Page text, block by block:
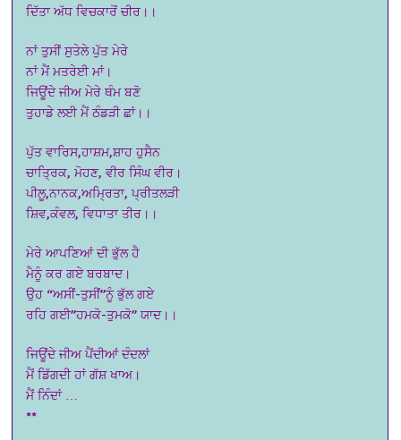
ਦਿੱਤਾ ਅੱਧ ਵਿਚਕਾਰੋਂ ਚੀਰ।।
ਨਾਂ ਤੁਸੀਂ ਸੁਤੇਲੇ ਪੁੱਤ ਮੇਰੇ
ਨਾਂ ਮੈਂ ਮਤਰੇਈ ਮਾਂ।
ਜਿਊਂਦੇ ਜੀਅ ਮੇਰੇ ਥੰਮ ਬਣੋ
ਤੁਹਾਡੇ ਲਈ ਮੈਂ ਠੰਡੜੀ ਛਾਂ।।
ਪੁੱਤ ਵਾਰਿਸ,ਹਾਸ਼ਮ,ਸ਼ਾਹ ਹੁਸੈਨ
ਚਾਤਿ੍ਰਕ, ਮੋਹਣ, ਵੀਰ ਸਿੰਘ ਵੀਰ।
ਪੀਲੂ,ਨਾਨਕ,ਅਮ੍ਰਿਤਾ, ਪ੍ਰੀਤਲੜੀ
ਸ਼ਿਵ,ਕੰਵਲ, ਵਿਧਾਤਾ ਤੀਰ।।
ਮੇਰੇ ਆਪਣਿਆਂ ਦੀ ਭੁੱਲ ਹੈ
ਮੈਨੂੰ ਕਰ ਗਏ ਬਰਬਾਦ।
ਉਹ “ਅਸੀਂ-ਤੁਸੀਂ”ਨੂੰ ਭੁੱਲ ਗਏ
ਰਹਿ ਗਈ”ਹਮਕੋ-ਤੁਮਕੋ” ਯਾਦ।।
ਜਿਊਂਦੇ ਜੀਅ ਪੈਂਦੀਆਂ ਦੰਦਲਾਂ
ਮੈਂ ਡਿੱਗਦੀ ਹਾਂ ਗੱਸ਼ ਖਾਅ।
ਮੈਂ ਨਿੰਦਾਂ …
**